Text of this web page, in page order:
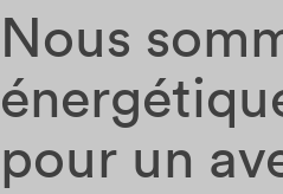
Nous
pour un